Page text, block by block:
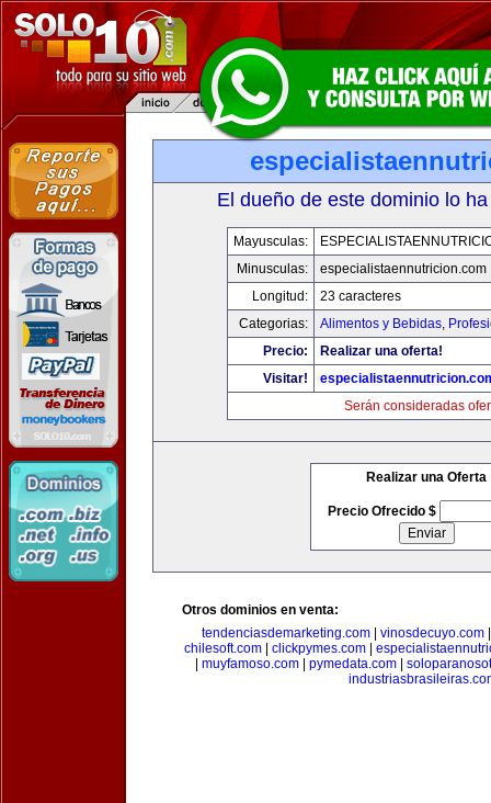
El dueño de este dominio lo
Mayusculas:
Minusculas:
especialistaennutricion.com
Longitud:
23 caracteres
Categorias:
Alimentos y Bebidas,
Precio:
Realizar una oferta!
Visitar!
Serán consideradas
Realizar una Oferta
Precio Ofrecido $
Otros dominios en venta:
tendenciasdemarketing.com| vinosdecuyo.com
chilesoft.com
clickpymes.com
muyfamoso.com pymedata.com